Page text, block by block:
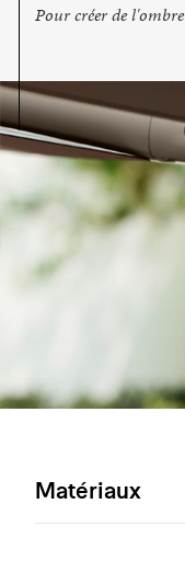
Pour créer de
Matériaux